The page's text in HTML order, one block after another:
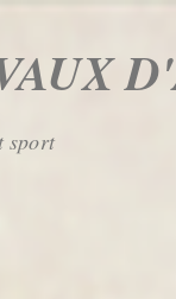
sport